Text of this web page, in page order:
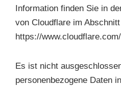
Information finden Sie in
von Cloudflare im
https://
Es ist nicht
personenbezogene Daten